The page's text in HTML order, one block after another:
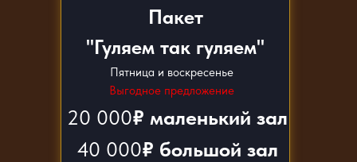
Пакет
"Гуляем так гуляем"
20 000₽ маленький зал
40 000₽ большой зал
Пятница и воскресенье
Выгодное предложение